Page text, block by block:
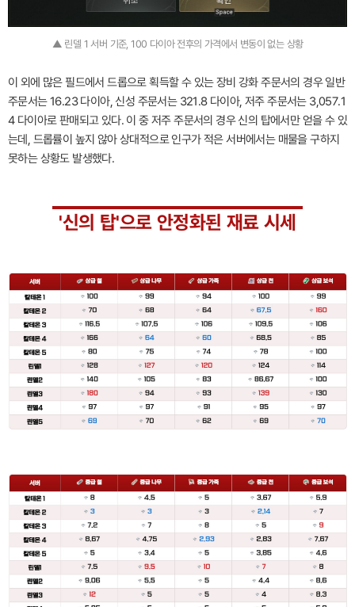
▲ 린델 1 서버 기준, 100 다이아 전후의 가격에서 변동이 없는 상황
이 외에 많은 필드에서 드롭으로 획득할 수 있는 장비 강화 주문서의 경우 일반
주문서는 16.23 다이아, 신성 주문서는 321.8 다이아, 저주 주문서는 3,057.1
4 다이아로 판매되고 있다. 이 중 저주 주문서의 경우 신의 탑에서만 얻을 수 있
는데, 드롭률이 높지 않아 상대적으로 인구가 적은 서버에서는 매물을 구하지
못하는 상황도 발생했다.
'신의 탑'으로 안정화된 재료 시세